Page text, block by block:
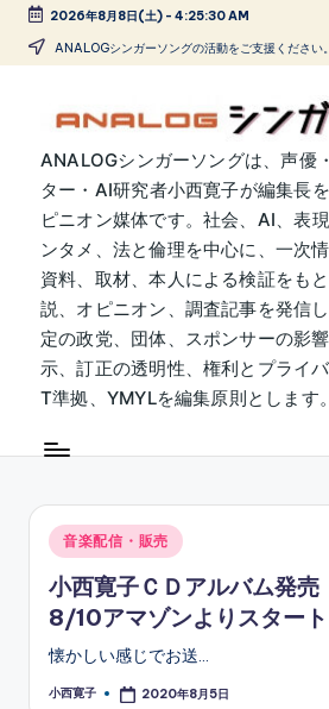
Skip
2026年8月8日(土)- 4:25:30 AM
ANALOGシンガーソングの活動をご支援ください。
A
N
A
L
O
G
シ
ン
ー
ソ
ン
グ
ANALOGシンガーソングは、声優
ター・AI研究者小西寛子が編集長
ピニオン媒体です。社会、AI、表
ンタメ、法と倫理を中心に、一次
資料、取材、本人による検証をも
説、オピニオン、調査記事を発信
定の政党、団体、スポンサーの影
示、訂正の透明性、権利とプライ
T準拠、YMYLを編集原則とします。
Posted
音楽配信・販売
小西寛子ＣＤアルバム発売
8/10アマゾンよりスタート
懐かしい感じでお送…
Posted
小西寛子 2020年8月5日